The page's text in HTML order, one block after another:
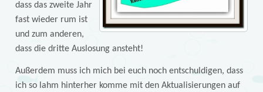
dass das zweite Jahr
fast wieder rum ist
und zum anderen,
dass die dritte Auslosung ansteht!
Außerdem muss ich mich bei euch noch entschuldigen, dass
ich so lahm hinterher komme mit den Aktualisierungen auf